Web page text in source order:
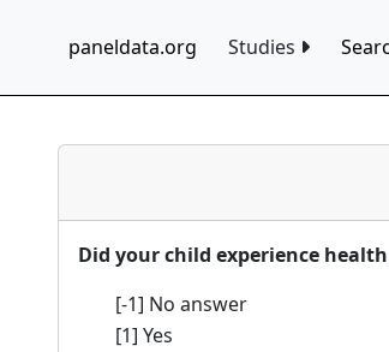
paneldata.org Studies
Did your child experience
[-1] No answer
[1] Yes